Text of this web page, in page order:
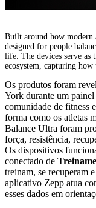
Built around how modern
designed for people
life. The devices serve as
ecosystem, capturing
Os produtos foram
York durante um painel
comunidade de fitness
forma como os atletas
Balance Ultra foram
força, resistência,
Os dispositivos
conectado de
treinam, se recuperam
aplicativo Zepp atua
esses dados em